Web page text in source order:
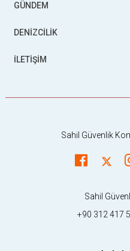
GÜNDEM
DENİZCİLİK
İLETİŞİM
Sahil Güvenlik
Sahil
+90 312 417